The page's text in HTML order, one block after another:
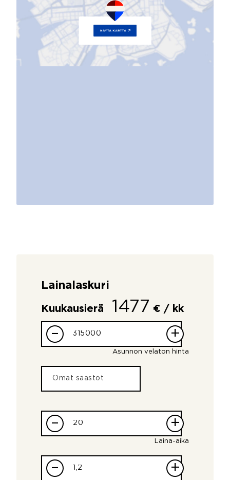
Lainalaskuri
Kuukausierä 1477 € / kk
– +
Asunnon velaton hinta
– +
Laina-aika
– +